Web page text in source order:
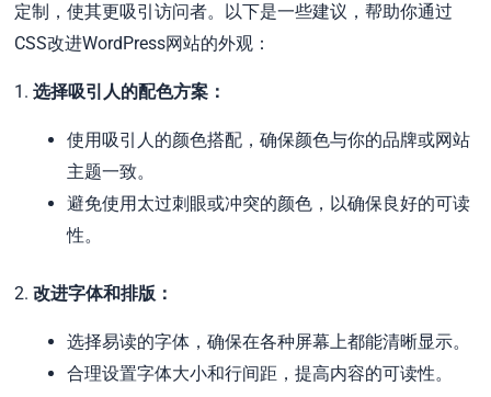
定制，使其更吸引访问者。以下是一些建议，帮助你通过
CSS改进WordPress网站的外观：
1.选择吸引人的配色方案：
使用吸引人的颜色搭配，确保颜色与你的品牌或网站
主题一致。
避免使用太过刺眼或冲突的颜色，以确保良好的可读
性。
2.改进字体和排版：
选择易读的字体，确保在各种屏幕上都能清晰显示。
合理设置字体大小和行间距，提高内容的可读性。